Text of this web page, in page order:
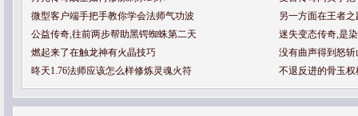
微型客户端手把手教你学会法师气功波
另一方面在王者
公益传奇,往前两步帮助黑锷蜘蛛第二天
迷失变态传奇,是
燃起来了在触龙神有火晶技巧
没有曲声得到怒
昸天1.76法师应该怎么样修炼灵魂火符
不退反进的骨玉